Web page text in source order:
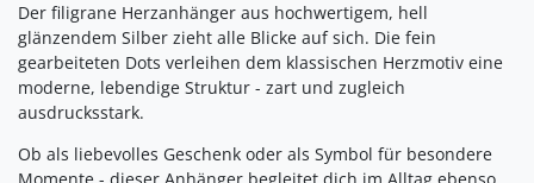
Der filigrane Herzanhänger aus hochwertigem, hell
glänzendem Silber zieht alle Blicke auf sich. Die fein
gearbeiteten Dots verleihen dem klassischen Herzmotiv eine
moderne, lebendige Struktur - zart und zugleich
ausdrucksstark.
Ob als liebevolles Geschenk oder als Symbol für besondere